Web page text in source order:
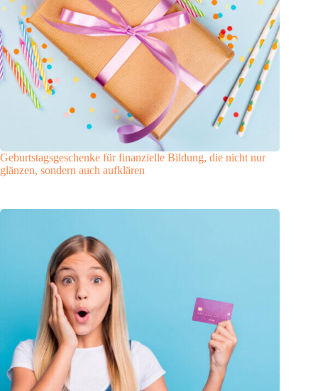
Geburtstagsgeschenke für finanzielle Bildung, die nicht nur
glänzen, sondern auch aufklären